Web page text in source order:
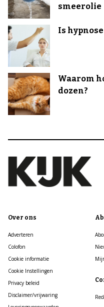
smeerolie
Is
Waarom
dozen?
Over ons
Adverteren
Colofon
Cookie informatie
Cookie Instellingen
Privacy beleid
Disclaimer/vrijwaring